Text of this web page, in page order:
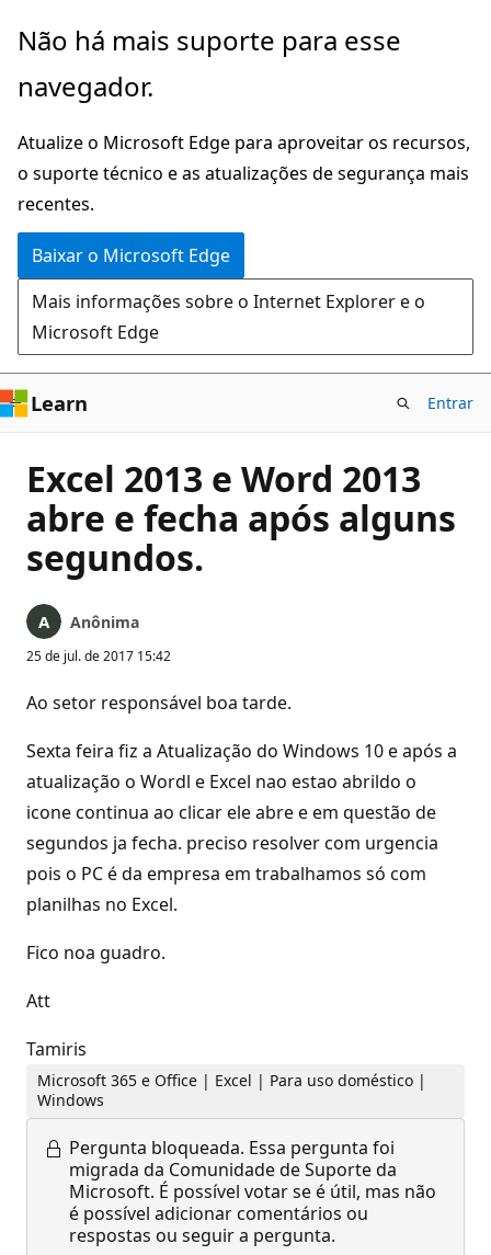
Pular
o
principal
Não há mais suporte para esse
navegador.
Atualize o Microsoft Edge para aproveitar os recursos,
o suporte técnico e as atualizações de segurança mais
recentes.
Baixar o Microsoft Edge
Mais informações sobre o Internet Explorer e o
Microsoft Edge
Learn Entrar
Excel 2013 e Word 2013
abre e fecha após alguns
segundos.
Anônima
25 de jul. de 2017 15:42
Ao setor responsável boa tarde.
Sexta feira fiz a Atualização do Windows 10 e após a
atualização o Wordl e Excel nao estao abrildo o
icone continua ao clicar ele abre e em questão de
segundos ja fecha. preciso resolver com urgencia
pois o PC é da empresa em trabalhamos só com
planilhas no Excel.
Fico noa guadro.
Att
Tamiris
Microsoft 365 e Office | Excel | Para uso doméstico |
Windows
Pergunta bloqueada. Essa pergunta foi
migrada da Comunidade de Suporte da
Microsoft. É possível votar se é útil, mas não
é possível adicionar comentários ou
respostas ou seguir a pergunta.